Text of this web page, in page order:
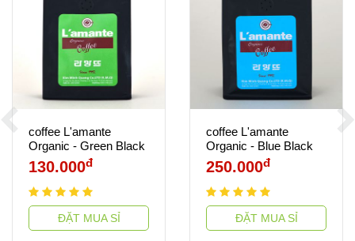
coffee L'amante
Organic - Green Black
250gr
130.000đ
ĐẶT MUA SỈ
coffee L'amante
Organic - Blue Black
500gr
250.000đ
ĐẶT MUA SỈ